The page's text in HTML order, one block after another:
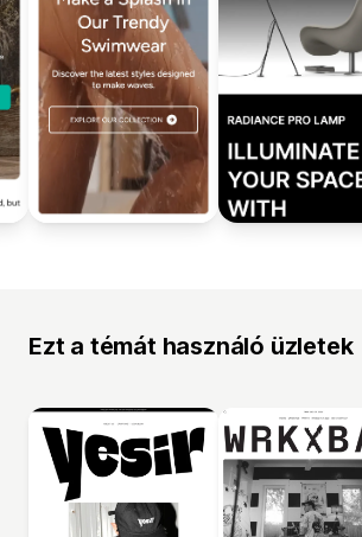
Ezt a témát használó üzletek